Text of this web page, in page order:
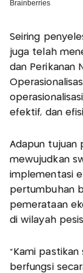
Seiring
juga telah
dan Perikanan
efektif, dan
Adapun tujuan
mewujudkan
implementasi
pertumbuhan
pemerataan
di wilayah
“Kami
berfungsi